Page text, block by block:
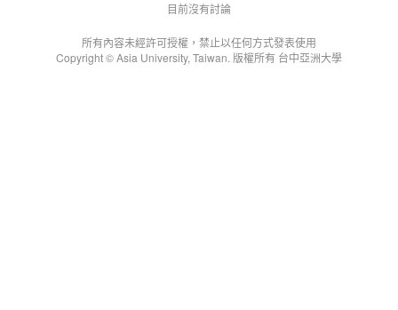
目前沒有討論
所有內容未經許可授權，禁止以任何方式發表使用
Copyright © Asia University, Taiwan. 版權所有 台中亞洲大學